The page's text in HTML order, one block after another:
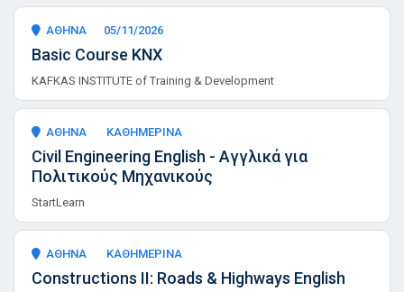
ΑΘΗΝΑ 05/11/2026
Basic Course KNX
KAFKAS INSTITUTE of Training & Development
ΑΘΗΝΑ ΚΑΘΗΜΕΡΙΝΑ
Civil Engineering English - Αγγλικά για
Πολιτικούς Μηχανικούς
StartLearn
ΑΘΗΝΑ ΚΑΘΗΜΕΡΙΝΑ
Constructions II: Roads & Highways English